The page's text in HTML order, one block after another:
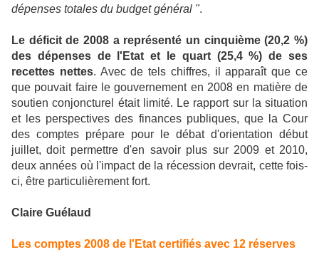
dépenses totales du budget général ".
Le déficit de 2008 a représenté un cinquième (20,2 %)
des dépenses de l'Etat et le quart (25,4 %) de ses
recettes nettes. Avec de tels chiffres, il apparaît que ce
que pouvait faire le gouvernement en 2008 en matière de
soutien conjoncturel était limité. Le rapport sur la situation
et les perspectives des finances publiques, que la Cour
des comptes prépare pour le débat d'orientation début
juillet, doit permettre d'en savoir plus sur 2009 et 2010,
deux années où l'impact de la récession devrait, cette fois-
ci, être particulièrement fort.
Claire Guélaud
Les comptes 2008 de l'Etat certifiés avec 12 réserves